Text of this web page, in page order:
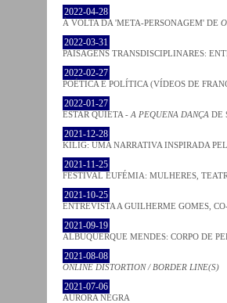
2022-04-28
À VOLTA DA 'META-PERSONAGEM' DE
2022-03-31
PAISAGENS TRANSDISCIPLINARES:
2022-02-27
POÉTICA E POLÍTICA (VÍDEOS DE
2022-01-27
ESTAR QUIETA - A PEQUENA DANÇA DE
2021-12-28
KILIG: UMA NARRATIVA INSPIRADA
2021-11-25
FESTIVAL EUFÉMIA: MULHERES,
2021-10-25
ENTREVISTA A GUILHERME GOMES,
2021-09-19
ALBUQUERQUE MENDES: CORPO DE
2021-08-08
ONLINE DISTORTION / BORDER LINE(S)
2021-07-06
AURORA NEGRA